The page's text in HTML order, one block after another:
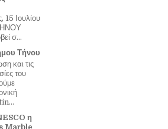
Ιουλίου
σ...
Τήνου
και τις
του
η
Marble